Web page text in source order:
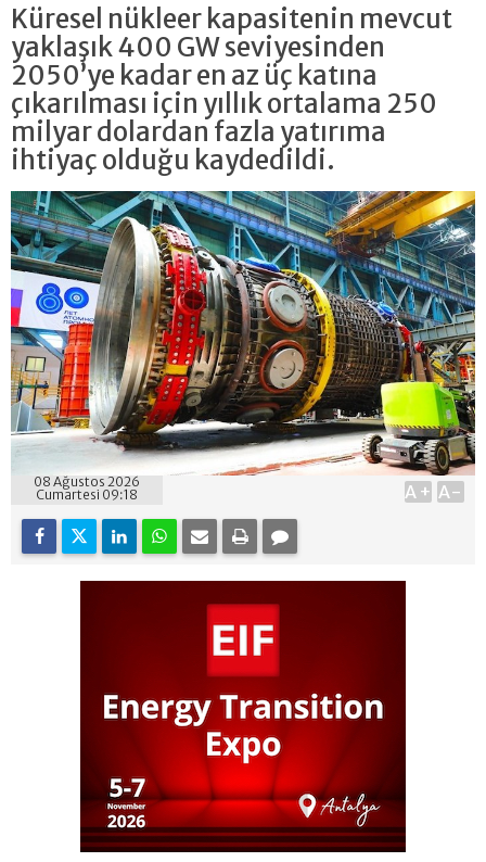
Küresel nükleer kapasitenin mevcut
yaklaşık 400 GW seviyesinden
2050’ye kadar en az üç katına
çıkarılması için yıllık ortalama 250
milyar dolardan fazla yatırıma
ihtiyaç olduğu kaydedildi.
08 Ağustos 2026
Cumartesi 09:18
A+ A-